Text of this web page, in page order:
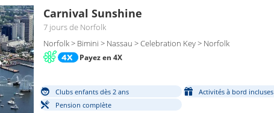
Carnival Sunshine
7 joursde Norfolk
Norfolk > Bimini > Nassau > Celebration Key > Norfolk
Payez en 4X
Clubs enfants dès 2 ans
Activités à bord incluses
Pension complète